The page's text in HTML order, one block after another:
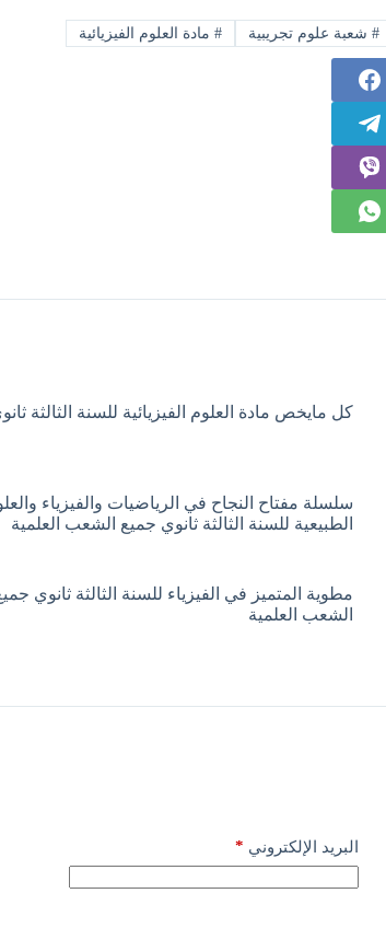
# شعبة علوم تجريبية # مادة العلوم الفيزيائية
كل مايخص مادة العلوم الفيزيائية للسنة الثالثة
سلسلة مفتاح النجاح في الرياضيات والفيزياء
الطبيعية للسنة الثالثة ثانوي جميع الشعب العلمية
مطوية المتميز في الفيزياء للسنة الثالثة ثانوي
الشعب العلمية
البريد الإلكتروني *